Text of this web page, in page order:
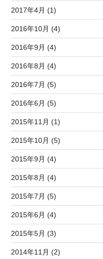
2017年4月 (1)
2016年10月 (4)
2016年9月 (4)
2016年8月 (4)
2016年7月 (5)
2016年6月 (5)
2015年11月 (1)
2015年10月 (5)
2015年9月 (4)
2015年8月 (4)
2015年7月 (5)
2015年6月 (4)
2015年5月 (3)
2014年11月 (2)